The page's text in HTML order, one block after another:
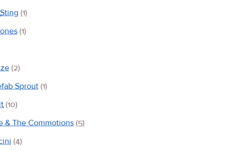
Sting (1)
(1)
(2)
Sprout(1)
(10)
& The Commotions(5)
(4)